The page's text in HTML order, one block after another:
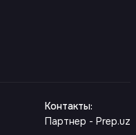
Контакты:
Партнер - Prep.uz